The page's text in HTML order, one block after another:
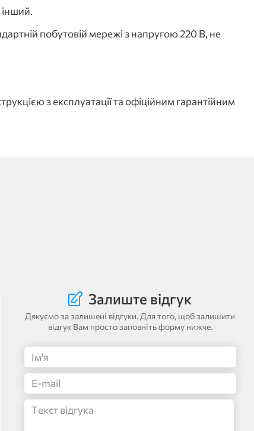
інший.
побутовій мережі з напругою 220 В, не
з експлуатації та офіційним гарантійним
Залиште відгук
Дякуємо за залишені відгуки. Для того, щоб залишити
відгук Вам просто заповніть форму нижче.